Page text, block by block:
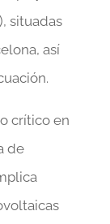
situadas
así
crítico en
de